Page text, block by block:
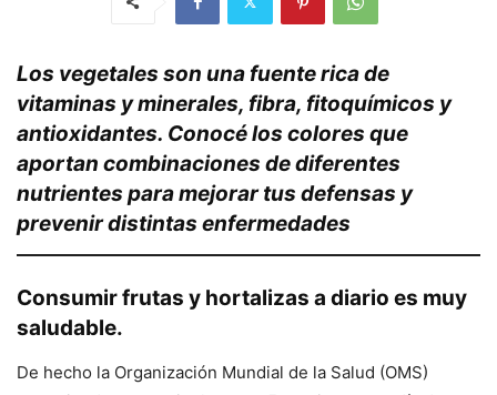
Los vegetales son una fuente rica de
vitaminas y minerales, fibra, fitoquímicos y
antioxidantes. Conocé los colores que
aportan combinaciones de diferentes
nutrientes para mejorar tus defensas y
prevenir distintas enfermedades
Consumir frutas y hortalizas a diario es muy
saludable.
De hecho la Organización Mundial de la Salud (OMS)